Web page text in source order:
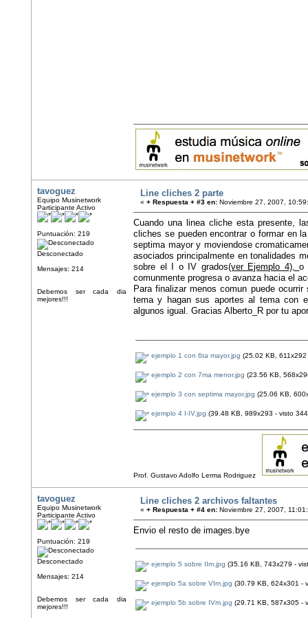
tavoguez
Equipo Musinetwork
Participante Activo
Puntuación: 219
Desconectado
Mensajes: 214
Debemos ser cada dia
mejores!!!
Line cliches 2 parte
« + Respuesta + #3 en: Noviembre 27, 2007,
Cuando una linea cliche esta presente,
cliches se pueden encontrar o formar en
septima mayor y moviendose
asociados principalmente en tonalidades
sobre el I o IV grados(ver Ejemplo 4),o
comunmente progresa o avanza hacia el
Para finalizar menos comun puede
tema y hagan sus aportes al tema con
algunos igual. Gracias Alberto_R por tu
ejemplo 1 con 6ta mayor.jpg (25.02 KB,
ejemplo 2 con 7ma menor.jpg (23.56 KB,
ejemplo 3 con septima mayor.jpg (25.06 KB,
ejemplo 4 I-IV.jpg (39.48 KB, 989x293 - visto
Prof. Gustavo Adolfo Lerma Rodriguez
tavoguez
Equipo Musinetwork
Participante Activo
Puntuación: 219
Desconectado
Mensajes: 214
Debemos ser cada dia
mejores!!!
Line cliches 2 archivos faltantes
« + Respuesta + #4 en: Noviembre 27, 2007,
Envio el resto de images.bye
ejemplo 5 sobre IIm.jpg (35.16 KB, 743x279 -
ejemplo 5a sobre VIm.jpg (30.79 KB, 624x301 -
ejemplo 5b sobre IVm.jpg (29.71 KB, 587x305 -